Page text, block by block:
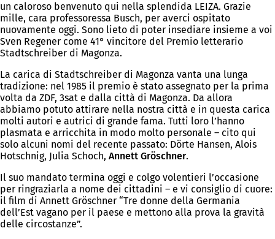
un caloroso benvenuto qui nella splendida LEIZA. Grazie
mille, cara professoressa Busch, per averci ospitato
nuovamente oggi. Sono lieto di poter insediare insieme a voi
Sven Regener come 41° vincitore del Premio letterario
Stadtschreiber di Magonza.
La carica di Stadtschreiber di Magonza vanta una lunga
tradizione: nel 1985 il premio è stato assegnato per la prima
volta da ZDF, 3sat e dalla città di Magonza. Da allora
abbiamo potuto attirare nella nostra città e in questa carica
molti autori e autrici di grande fama. Tutti loro l’hanno
plasmata e arricchita in modo molto personale – cito qui
solo alcuni nomi del recente passato: Dörte Hansen, Alois
Hotschnig, Julia Schoch, Annett Gröschner.
Il suo mandato termina oggi e colgo volentieri l’occasione
per ringraziarla a nome dei cittadini – e vi consiglio di cuore:
il film di Annett Gröschner “Tre donne della Germania
dell’Est vagano per il paese e mettono alla prova la gravità
delle circostanze”.